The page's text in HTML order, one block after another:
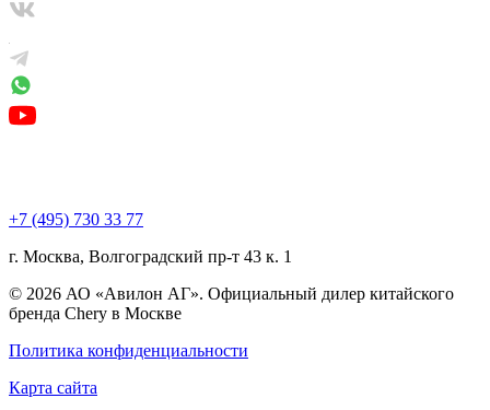
+7 (495) 730 33 77
г. Москва, Волгоградский пр-т 43 к. 1
© 2026 АО «Авилон АГ». Официальный дилер китайского
бренда Chery в Москве
Политика конфиденциальности
Карта сайта